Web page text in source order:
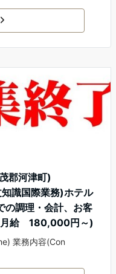
郡河津町)
識国際業務)ホテル
の調理・会計、お客
(月給 180,000円～)
業務内容(Con